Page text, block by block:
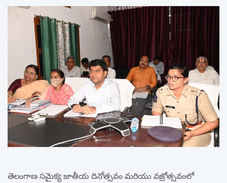
తెలంగాణ సమైక్య జాతీయ దినోత్సవం మరియు వజ్రోత్సవంలో